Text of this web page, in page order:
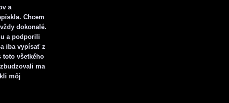
a
Chcem
dokonalé.
a podporili
iba vypísať z
toto všetkého
ma
môj